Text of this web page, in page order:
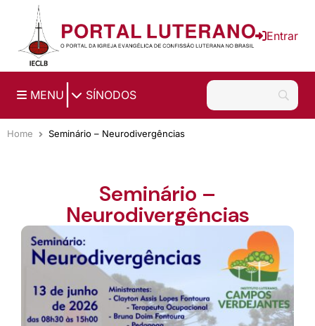
Ir para o conteúdo principal
Entrar
MENU SÍNODOS
Home Seminário – Neurodivergências
Seminário –
Neurodivergências